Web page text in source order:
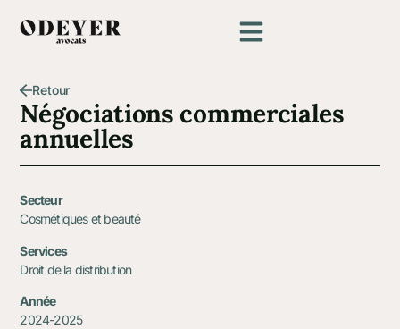
Retour
Négociations commerciales
annuelles
Secteur
Cosmétiques et beauté
Services
Droit de la distribution
Année
2024-2025